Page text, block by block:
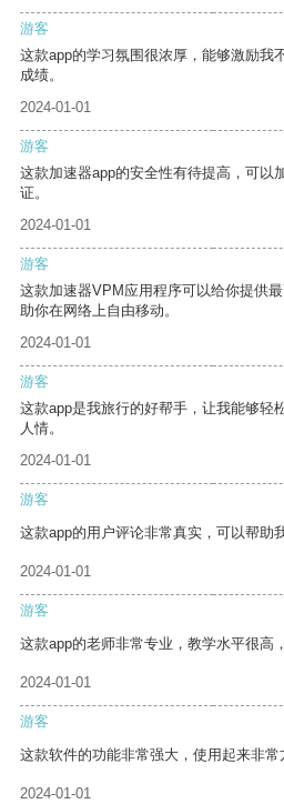
游客
这款app的学习氛围很浓厚，能够激励我
成绩。
2024-01-01
游客
这款加速器app的安全性有待提高，可以
证。
2024-01-01
游客
这款加速器VPM应用程序可以给你提供
助你在网络上自由移动。
2024-01-01
游客
这款app是我旅行的好帮手，让我能够轻
人情。
2024-01-01
游客
这款app的用户评论非常真实，可以帮助
2024-01-01
游客
这款app的老师非常专业，教学水平很高
2024-01-01
游客
这款软件的功能非常强大，使用起来非常
2024-01-01